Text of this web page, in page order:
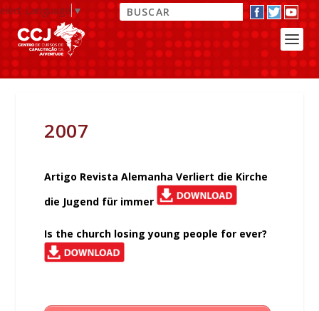
Language▼
2007
Artigo Revista Alemanha Verliert die Kirche
die Jugend für immer
Is the church losing young people for ever?